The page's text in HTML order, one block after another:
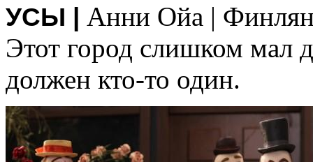
УСЫ | Анни Ойа |
Этот город слишком мал
должен кто-то один.